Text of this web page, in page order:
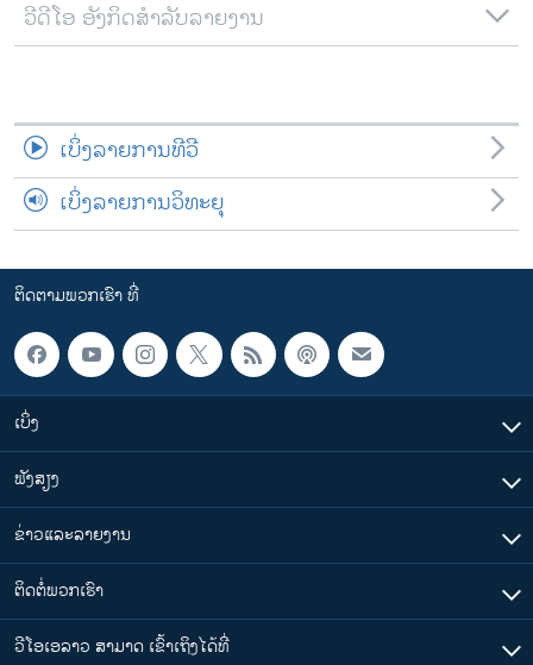
ວີດີໂອ ອັງກິດສຳລັບລາຍງານ
ເບິ່ງລາຍການທີວີ
ເບິ່ງລາຍການວິທະຍຸ
ຕິດຕາມພວກເຮົາ ທີ່
ເບິ່ງ
ຟັງສຽງ
ຂ່າວແລະລາຍງານ
ຕິດຕໍ່ພວກເຮົາ
ວີໂອເອລາວ ສາມາດ ເຂົ້າເຖິງໄດ້ທີ່